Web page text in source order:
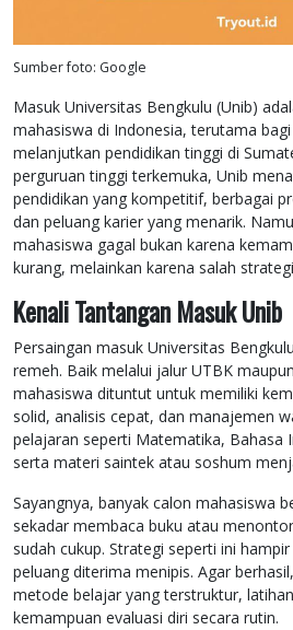
Sumber foto: Google
Masuk Universitas Bengkulu (Unib)
mahasiswa di Indonesia, terutama
melanjutkan pendidikan tinggi di
perguruan tinggi terkemuka, Unib
pendidikan yang kompetitif, berbagai
dan peluang karier yang menarik.
mahasiswa gagal bukan karena
kurang, melainkan karena salah
Kenali Tantangan Masuk Unib
Persaingan masuk Universitas
remeh. Baik melalui jalur UTBK
mahasiswa dituntut untuk memiliki
solid, analisis cepat, dan manajemen
pelajaran seperti Matematika, Bahasa
serta materi saintek atau soshum
Sayangnya, banyak calon mahasiswa
sekadar membaca buku atau
sudah cukup. Strategi seperti ini
peluang diterima menipis. Agar
metode belajar yang terstruktur,
kemampuan evaluasi diri secara rutin.